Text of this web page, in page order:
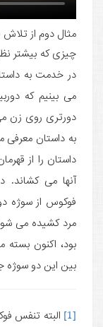
مثال دوم از تلاش
چیزی که بیشتر
در خدمت به
می بینیم که
دورتری روی زن
به داستان معرفی
داستان را از
آنها می کشاند.
فوکوس از سوژه
مرد کشیده می
بود، اکنون
بین این دو سوژه
[1]
البته تنفس